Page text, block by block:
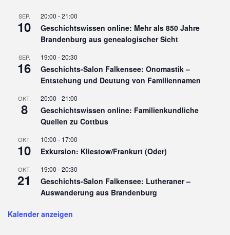
SEP.
10
20:00 -21:00
Geschichtswissen online: Mehr als 850 Jahre
Brandenburg aus genealogischer Sicht
SEP.
16
19:00 -20:30
Geschichts-Salon Falkensee: Onomastik –
Entstehung und Deutung von Familiennamen
OKT.
8
20:00 -21:00
Geschichtswissen online: Familienkundliche
Quellen zu Cottbus
OKT.
10
10:00 - 17:00
Exkursion: Kliestow/Frankurt (Oder)
OKT.
21
19:00 -20:30
Geschichts-Salon Falkensee: Lutheraner –
Auswanderung aus Brandenburg
Kalender anzeigen